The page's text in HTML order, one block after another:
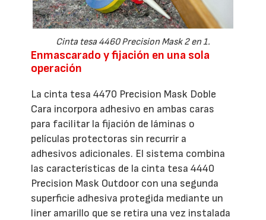
Cinta tesa 4460 Precision Mask 2 en 1.
Enmascarado y fijación en una sola
operación
La cinta tesa 4470 Precision Mask Doble
Cara incorpora adhesivo en ambas caras
para facilitar la fijación de láminas o
películas protectoras sin recurrir a
adhesivos adicionales. El sistema combina
las características de la cinta tesa 4440
Precision Mask Outdoor con una segunda
superficie adhesiva protegida mediante un
liner amarillo que se retira una vez instalada